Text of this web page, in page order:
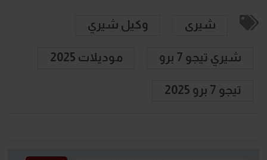
شيرى وكيل شيري
شيري تيجو 7 برو موديلات 2025
تيجو 7 برو 2025